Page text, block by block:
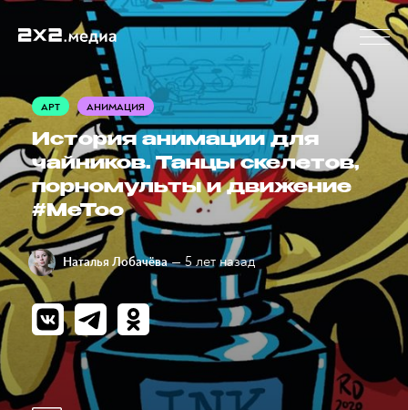
АРТ АНИМАЦИЯ
История анимации для
чайников. Танцы скелетов,
порномульты и движение
#MeToo
Наталья Лобачёва — 5 лет назад